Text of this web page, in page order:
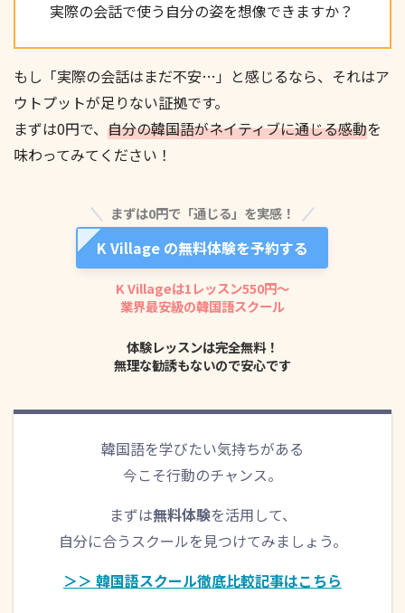
実際の会話で使う自分の姿を想像できますか？
もし「実際の会話はまだ不安…」と感じるなら、それはア
ウトプットが足りない証拠です。
まずは0円で、 自分の韓国語がネイティブに通じる感動を
味わってみてください！
まずは0円で「通じる」を実感！
K Village の無料体験を予約する
K Villageは1レッスン550円〜
業界最安級の韓国語スクール
体験レッスンは完全無料！
無理な勧誘もないので安心です
韓国語を学びたい気持ちがある
今こそ行動のチャンス。
まずは無料体験を活用して、
自分に合うスクールを見つけてみましょう。
＞＞ 韓国語スクール徹底比較記事はこちら